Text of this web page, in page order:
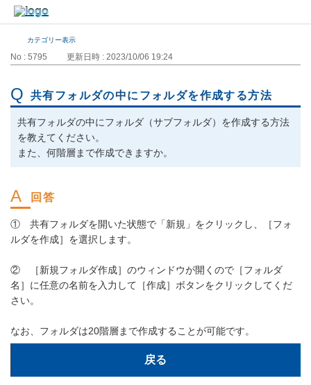
カテゴリー表示
No : 5795 更新日時 : 2023/10/06 19:24
共有フォルダの中にフォルダを作成する方法
共有フォルダの中にフォルダ（サブフォルダ）を作成する方法
を教えてください。
また、何階層まで作成できますか。
① 共有フォルダを開いた状態で「新規」をクリックし、［フォ
ルダを作成］を選択します。
② ［新規フォルダ作成］のウィンドウが開くので［フォルダ
名］に任意の名前を入力して［作成］ボタンをクリックしてくだ
さい。
なお、フォルダは20階層まで作成することが可能です。
戻る